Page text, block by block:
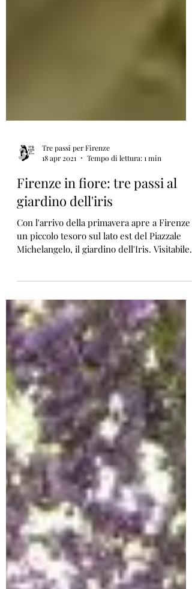
Tre passi per Firenze
18 apr 2021
Tempo di lettura: 1 min
Firenze in fiore: tre passi al
giardino dell'iris
Michelangelo, il giardino dell'Iris. Visitabile...